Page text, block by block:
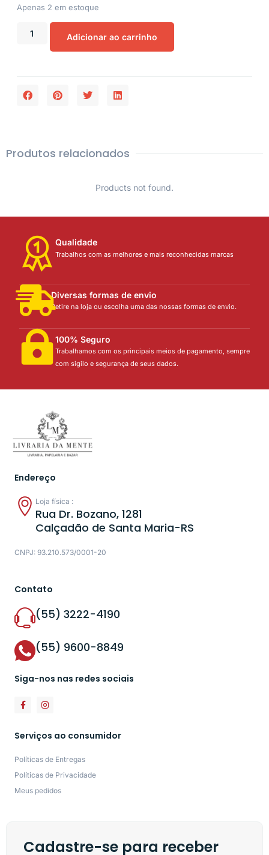
Apenas 2 em estoque
Adicionar ao carrinho
Produtos relacionados
Products not found.
Qualidade
Trabalhos com as melhores e mais reconhecidas marcas
Diversas formas de envio
Retire na loja ou escolha uma das nossas formas de envio.
100% Seguro
Trabalhamos com os principais meios de pagamento, sempre
com sigilo e segurança de seus dados.
Endereço
Loja física :
Rua Dr. Bozano, 1281
Calçadão de Santa Maria-RS
CNPJ: 93.210.573/0001-20
Contato
(55) 3222-4190
(55) 9600-8849
Siga-nos nas redes sociais
Serviços ao consumidor
Políticas de Entregas
Políticas de Privacidade
Meus pedidos
Cadastre-se para receber